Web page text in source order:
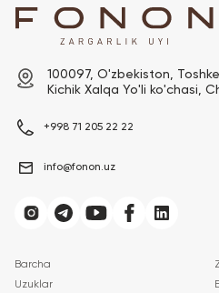
100097, O'zbekiston,
Kichik Xalqa Yo'li ko'chasi,
+998 71 205 22 22
info@fonon.uz
Barcha
Uzuklar